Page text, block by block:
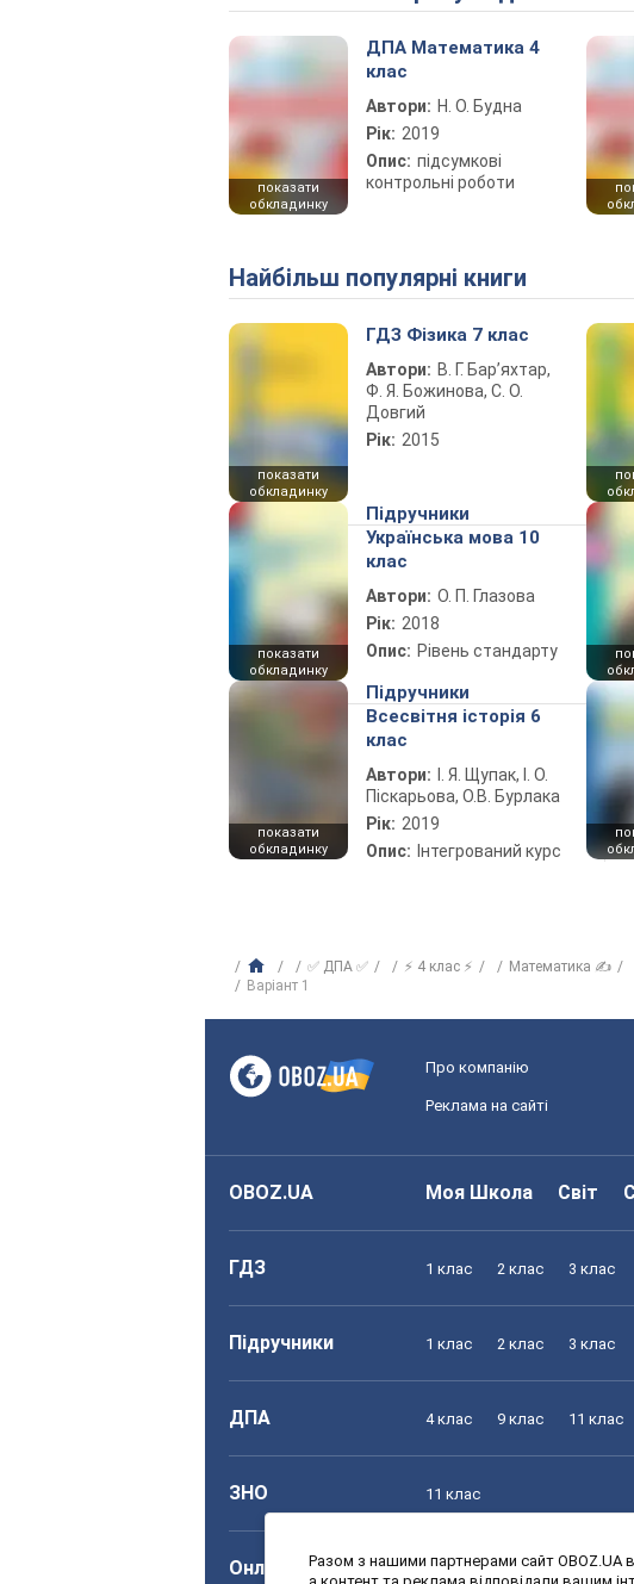
показати
обкладинку
ДПА Математика 4
клас
Автори: Н. О. Будна
Рік: 2019
Опис: підсумкові
контрольні роботи
Найбільш популярні книги
показати
обкладинку
ГДЗ Фізика 7 клас
Автори: В. Г. Бар’яхтар,
Ф. Я. Божинова, С. О.
Довгий
Рік: 2015
показати
обкладинку
Підручники
Українська мова 10
клас
Автори: О. П. Глазова
Рік: 2018
Опис: Рівень стандарту
показати
обкладинку
Підручники
Всесвітня історія 6
клас
Автори:
І. Я. Щупак, І. О.
Піскарьова, О.В. Бурлака
Рік: 2019
Опис: Інтегрований курс
✅ ДПА ✅ ⚡ 4 клас ⚡ Математика ✍
Варіант 1
Про компанію
Реклама на сайті
OBOZ.UA Моя Школа Світ
ГДЗ 1 клас 2 клас 3 клас
Підручники 1 клас 2 клас 3 клас
ДПА 4 клас 9 клас 11 клас
ЗНО 11 клас
Онлайн уроки 1 клас 2 клас 3 клас
Разом з нашими партнерами сайт OBOZ.UA